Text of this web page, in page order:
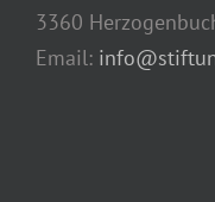
3360
Email: